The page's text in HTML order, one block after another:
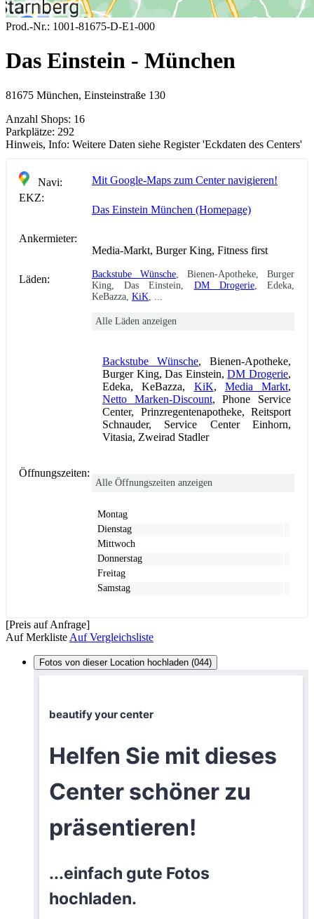
Prod.-Nr.: 1001-81675-D-E1-000
Das Einstein - München
81675 München, Einsteinstraße 130
Anzahl Shops: 16
Parkplätze: 292
Hinweis, Info: Weitere Daten siehe Register 'Eckdaten des Centers'
Navi:
Mit Google-Maps zum Center navigieren!
EKZ:
Das Einstein München (Homepage)
Ankermieter:
Media-Markt, Burger King, Fitness first
Läden: Backstube Wünsche , Bienen-Apotheke, Burger
King, Das Einstein, DM Drogerie, Edeka,
KeBazza, KiK
Alle Läden anzeigen
Backstube Wünsche, Bienen-Apotheke,
Burger King, Das Einstein,DM Drogerie,
Edeka, KeBazza, KiK, Media Markt,
Netto Marken-Discount, Phone Service
Center, Prinzregentenapotheke, Reitsport
Schnauder, Service Center Einhorn,
Vitasia, Zweirad Stadler
Öffnungszeiten:
Alle Öffnungszeiten anzeigen
Montag
Dienstag
Mittwoch
Donnerstag
Freitag
Samstag
[Preis auf Anfrage]
Auf Merkliste Auf Vergleichsliste
Fotos von dieser Location hochladen (044)